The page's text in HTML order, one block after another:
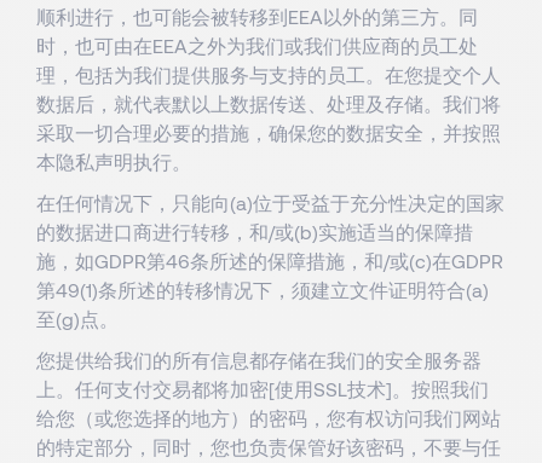
顺利进行，也可能会被转移到EEA以外的第三方。同
时，也可由在EEA之外为我们或我们供应商的员工处
理，包括为我们提供服务与支持的员工。在您提交个人
数据后，就代表默以上数据传送、处理及存储。我们将
采取一切合理必要的措施，确保您的数据安全，并按照
本隐私声明执行。
在任何情况下，只能向(a)位于受益于充分性决定的国家
的数据进口商进行转移，和/或(b)实施适当的保障措
施，如GDPR第46条所述的保障措施，和/或(c)在GDPR
第49(1)条所述的转移情况下，须建立文件证明符合(a)
至(g)点。
您提供给我们的所有信息都存储在我们的安全服务器
上。任何支付交易都将加密[使用SSL技术]。按照我们
给您（或您选择的地方）的密码，您有权访问我们网站
的特定部分，同时，您也负责保管好该密码，不要与任